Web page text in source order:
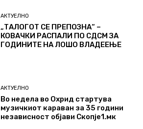
АКТУЕЛНО
„ТАЛОГОТ СЕ ПРЕПОЗНА“ –
КОВАЧКИ РАСПАЛИ ПО СДСМ ЗА
ГОДИНИТЕ НА ЛОШО ВЛАДЕЕЊЕ
АКТУЕЛНО
Во недела во Охрид стартува
музичкиот караван за 35 години
независност објави Скопје1.мк